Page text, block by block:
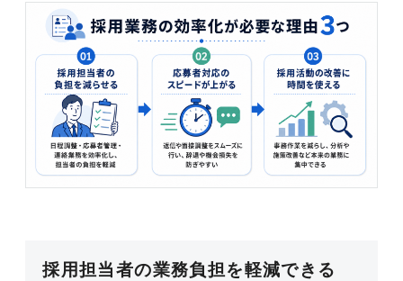
採用担当者の業務負担を軽減できる